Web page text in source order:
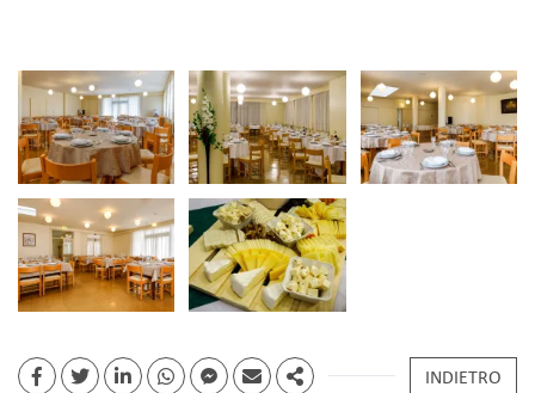
INDIETRO